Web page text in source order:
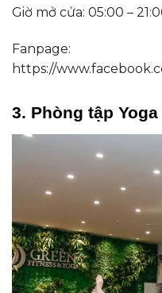
Giờ mở cửa: 05:00 –
Fanpage:
https://
3. Phòng tập